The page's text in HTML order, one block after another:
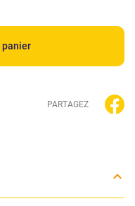
panier
PARTAGEZ